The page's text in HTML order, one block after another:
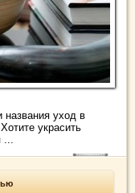
уход в
украсить